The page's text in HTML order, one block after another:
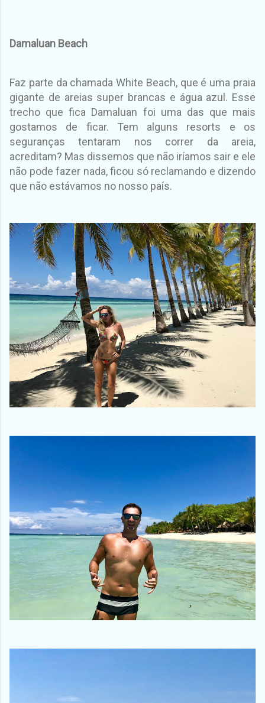
Damaluan Beach
Faz parte da chamada White Beach, que é uma praia
gigante de areias super brancas e água azul. Esse
trecho que fica Damaluan foi uma das que mais
gostamos de ficar. Tem alguns resorts e os
seguranças tentaram nos correr da areia,
acreditam? Mas dissemos que não iríamos sair e ele
não pode fazer nada, ficou só reclamando e dizendo
que não estávamos no nosso país.